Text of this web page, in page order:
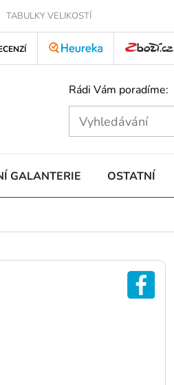
TABULKY VELIKOSTÍ
Rádi Vám poradíme:
GALANTERIE OSTATNÍ